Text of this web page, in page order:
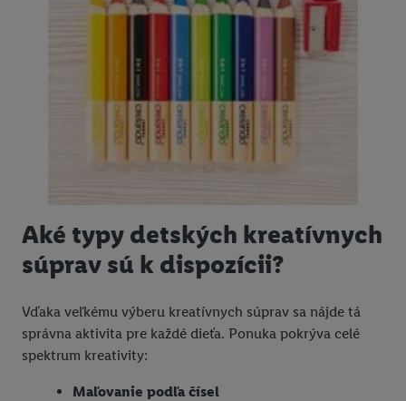
Aké typy detských kreatívnych
súprav sú k dispozícii?
Vďaka veľkému výberu kreatívnych súprav sa nájde tá
správna aktivita pre každé dieťa. Ponuka pokrýva celé
spektrum kreativity:
Maľovanie podľa čísel